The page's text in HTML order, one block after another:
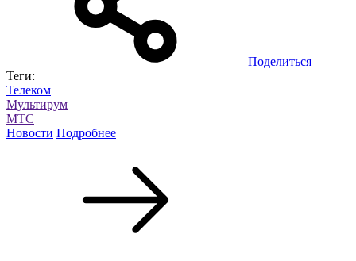
Поделиться
Теги:
Телеком
Мультирум
МТС
Новости Подробнее